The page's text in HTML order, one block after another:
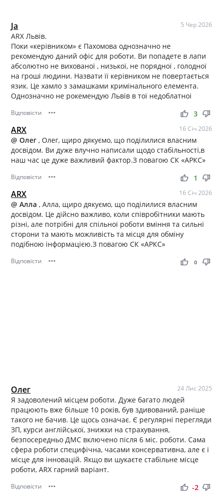
Ja 5 Чер 2026
ARX Львів.
Поки «керівником» є Пахомова однозначно не
рекомендую даний офіс для роботи. Ви попадете в лапи
абсолютно не вихованої , низької, не порядної , голодної
на гроші людини. Назвати її керівником не повертається
язик. Це хамло з замашками кримінального елемента.
Однозначно не рокемендую Львів в тої недоблатноі
Відповісти ••• thumb_up thumb_down
3
ARX 16 Січ 2026
@ Олег, Олег, щиро дякуємо, що поділилися власним
досвідом. Ви дуже влучно написали щодо стабільності,в
наш час це дуже важливий фактор.З повагою СК «АРКС»
Відповісти ••• thumb_up thumb_down
1
ARX 16 Січ 2026
@ Алла, Алла, щиро дякуємо, що поділилися власним
досвідом. Це дійсно важливо, коли співробітники мають
різні, але потрібні для спільної роботи вміння та сильні
сторони та мають можливість та місця для обміну
подібною інформацією.З повагою СК «АРКС»
Відповісти ••• thumb_up thumb_down
0
Олег 24 Лис 2025
Я задоволений місцем роботи. Дуже багато людей
працюють вже більше 10 років, був здивований, раніше
такого не бачив. Це щось означає. Є регулярні перегляди
ЗП, курси англійської, знижки на страхування,
безпосередньо ДМС включено після 6 міс. роботи. Сама
сфера роботи специфічна, часами консервативна, але є і
місце для інновацій. Якщо ви шукаєте стабільне місце
роботи, ARX гарний варіант.
Відповісти ••• thumb_up thumb_down
-2